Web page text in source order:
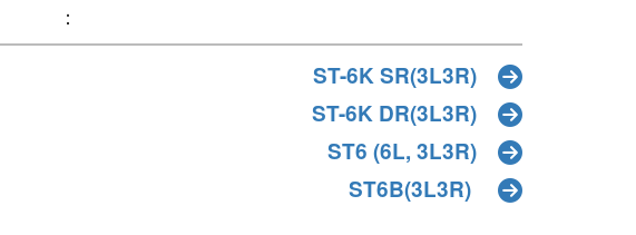
：
ST-6K SR(3L3R)
ST-6K DR(3L3R)
ST6 (6L, 3L3R)
ST6B(3L3R)